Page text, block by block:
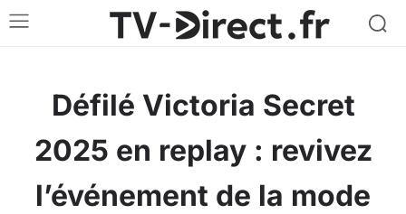
Défilé Victoria Secret
2025 en replay : revivez
l’événement de la mode